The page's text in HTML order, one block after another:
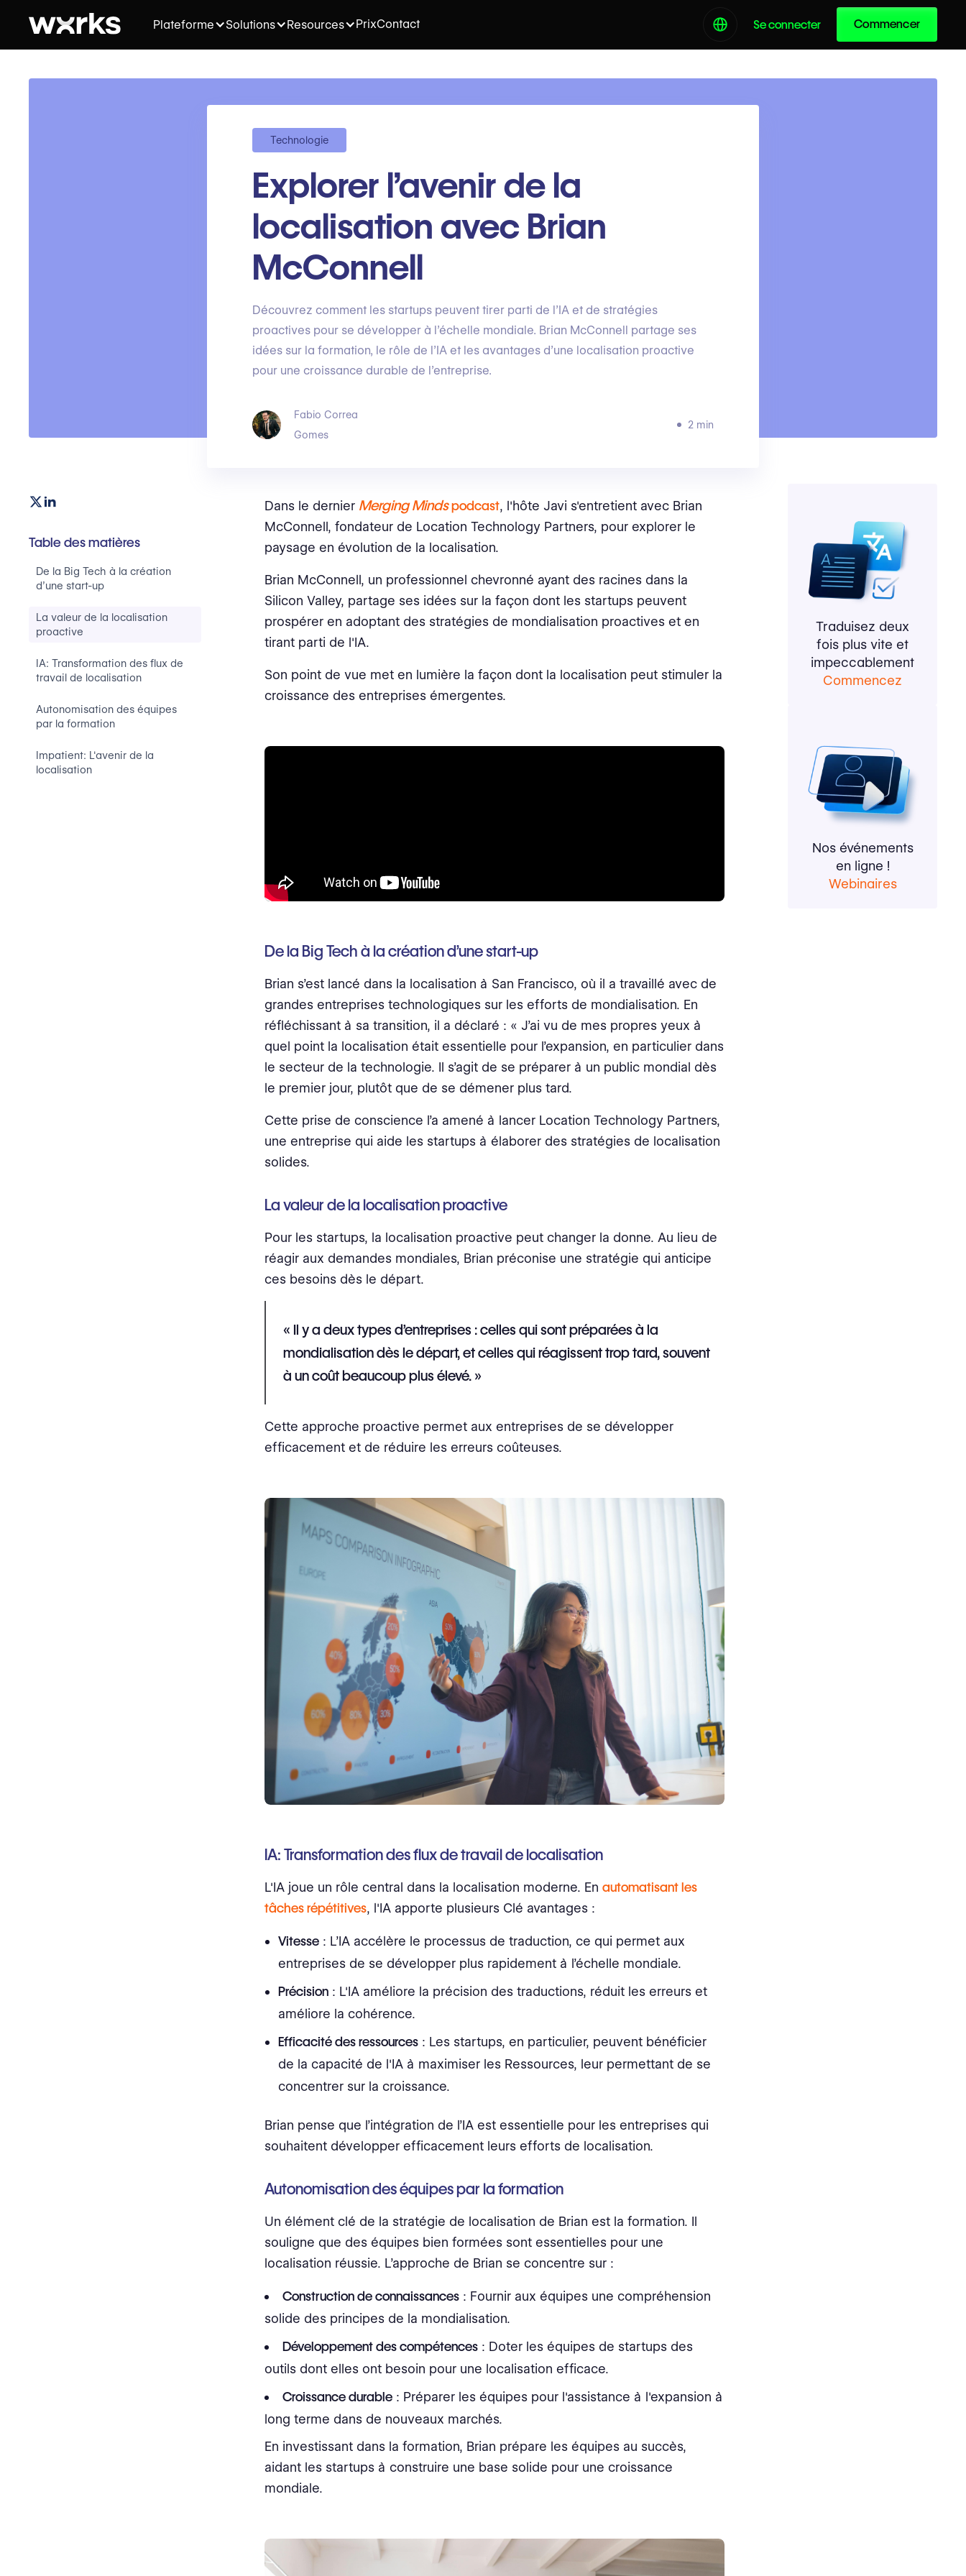
Plateforme Solutions Resources PrixContact Se connecter Commencer
Technologie
Explorer l’avenir de la
localisation avec Brian
McConnell
Découvrez comment les startups peuvent tirer parti de l’IA et de stratégies
proactives pour se développer à l’échelle mondiale. Brian McConnell partage ses
idées sur la formation, le rôle de l’IA et les avantages d’une localisation proactive
pour une croissance durable de l’entreprise.
Fabio Correa
Gomes
2 min
Table des matières
De la Big Tech à la création
d’une start-up
La valeur de la localisation
proactive
IA: Transformation des flux de
travail de localisation
Autonomisation des équipes
par la formation
Impatient: L'avenir de la
localisation
Dans le dernier Merging Mindspodcast, l'hôte Javi s'entretient avec Brian
McConnell, fondateur de Location Technology Partners, pour explorer le
paysage en évolution de la localisation.
Brian McConnell, un professionnel chevronné ayant des racines dans la
Silicon Valley, partage ses idées sur la façon dont les startups peuvent
prospérer en adoptant des stratégies de mondialisation proactives et en
tirant parti de l'IA.
Son point de vue met en lumière la façon dont la localisation peut stimuler la
croissance des entreprises émergentes.
De la Big Tech à la création d’une start-up
Brian s’est lancé dans la localisation à San Francisco, où il a travaillé avec de
grandes entreprises technologiques sur les efforts de mondialisation. En
réfléchissant à sa transition, il a déclaré : « J’ai vu de mes propres yeux à
quel point la localisation était essentielle pour l’expansion, en particulier dans
le secteur de la technologie. Il s’agit de se préparer à un public mondial dès
le premier jour, plutôt que de se démener plus tard.
Cette prise de conscience l’a amené à lancer Location Technology Partners,
une entreprise qui aide les startups à élaborer des stratégies de localisation
solides.
La valeur de la localisation proactive
Pour les startups, la localisation proactive peut changer la donne. Au lieu de
réagir aux demandes mondiales, Brian préconise une stratégie qui anticipe
ces besoins dès le départ.
« Il y a deux types d’entreprises : celles qui sont préparées à la
mondialisation dès le départ, et celles qui réagissent trop tard, souvent
à un coût beaucoup plus élevé. »
Cette approche proactive permet aux entreprises de se développer
efficacement et de réduire les erreurs coûteuses.
IA: Transformation des flux de travail de localisation
L'IA joue un rôle central dans la localisation moderne. En automatisant les
tâches répétitives, l'IA apporte plusieurs Clé avantages :
Vitesse : L’IA accélère le processus de traduction, ce qui permet aux
entreprises de se développer plus rapidement à l’échelle mondiale.
Précision : L'IA améliore la précision des traductions, réduit les erreurs et
améliore la cohérence.
Efficacité des ressources : Les startups, en particulier, peuvent bénéficier
de la capacité de l'IA à maximiser les Ressources, leur permettant de se
concentrer sur la croissance.
Brian pense que l’intégration de l’IA est essentielle pour les entreprises qui
souhaitent développer efficacement leurs efforts de localisation.
Autonomisation des équipes par la formation
Un élément clé de la stratégie de localisation de Brian est la formation. Il
souligne que des équipes bien formées sont essentielles pour une
localisation réussie. L’approche de Brian se concentre sur :
Construction de connaissances: Fournir aux équipes une compréhension
solide des principes de la mondialisation.
Développement des compétences: Doter les équipes de startups des
outils dont elles ont besoin pour une localisation efficace.
Croissance durable: Préparer les équipes pour l'assistance à l'expansion à
long terme dans de nouveaux marchés.
En investissant dans la formation, Brian prépare les équipes au succès,
aidant les startups à construire une base solide pour une croissance
mondiale.
Traduisez deux
fois plus vite et
impeccablement
Commencez
Nos événements
en ligne !
Webinaires